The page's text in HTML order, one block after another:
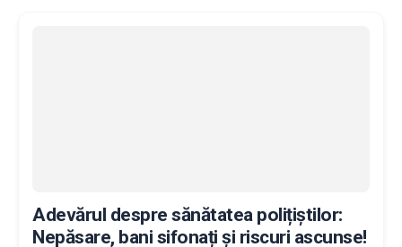
Adevărul despre sănătatea polițiștilor:
Nepăsare, bani sifonați și riscuri ascunse!